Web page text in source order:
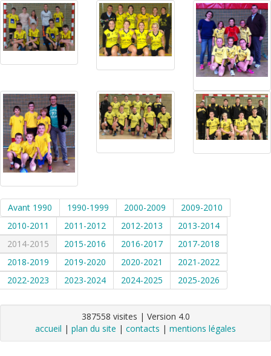
Avant 1990 1990-1999 2000-2009
2009-2010
2010-2011
2011-2012 2012-2013
2013-2014
2014-2015
2015-2016 2016-2017
2017-2018
2018-2019
2019-2020 2020-2021
2021-2022
2022-2023
2023-2024 2024-2025 2025-2026
387558 visites | Version 4.0
accueil | plan du site | contacts | mentions légales